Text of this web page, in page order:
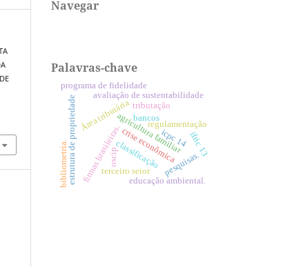
Navegar
Palavras-chave
classificação
Área tributária tributação
estrutura de propriedade firmas brasileiras.
avaliação de sustentabilidade
agricultura familiar
bibliometria.
bancos
crise econômica
regulamentação
pesquisas.
terceiro setor
oscip
educação ambiental.
ifric 13
programa de fidelidade
icpc 14